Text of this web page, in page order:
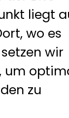
liegt
wo es
wir
um
zu